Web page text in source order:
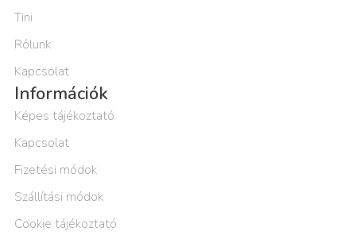
Tini
Rólunk
Kapcsolat
Információk
Képes tájékoztató
Kapcsolat
Fizetési módok
Szállítási módok
Cookie tájékoztató